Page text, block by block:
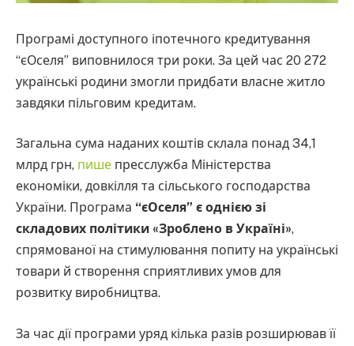
Програмі доступного іпотечного кредитування
“єОселя” виповнилося три роки. За цей час 20 272
українські родини змогли придбати власне житло
завдяки пільговим кредитам.
Загальна сума наданих коштів склала понад 34,1
млрд грн, пише пресслужба Міністерства
економіки, довкілля та сільського господарства
України. Програма “єОселя” є однією зі
складових політики «Зроблено в Україні»,
спрямованої на стимулювання попиту на українські
товари й створення сприятливих умов для
розвитку виробництва.
За час дії програми уряд кілька разів розширював її